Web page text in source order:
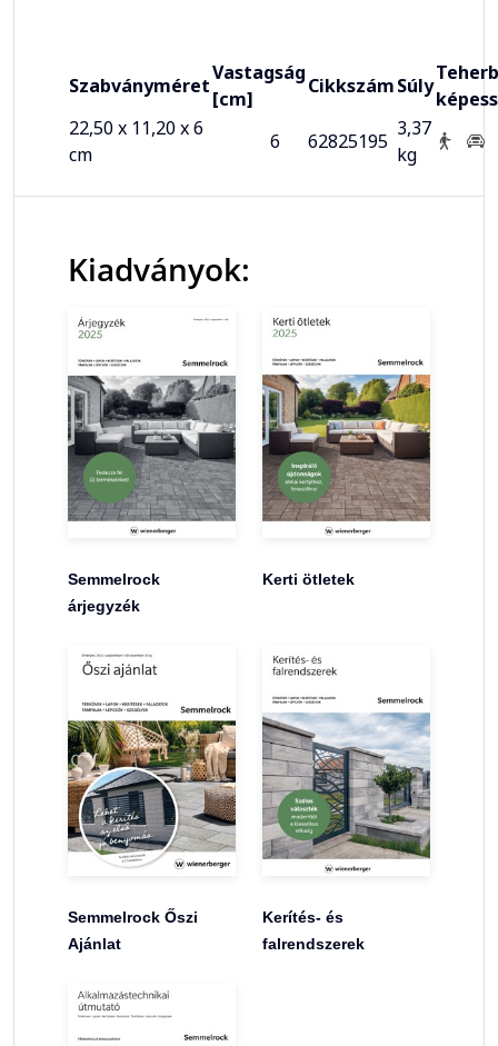
Szabványméret
Vastagság
[cm]
CikkszámSúly
22,50 x 11,20 x 6
cm
6 62825195
3,37
kg
Kiadványok:
Semmelrock
árjegyzék
Kerti ötletek
Semmelrock Őszi
Ajánlat
Kerítés- és
falrendszerek